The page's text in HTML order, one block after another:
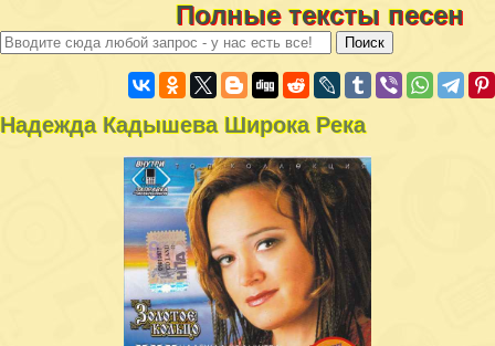
Полные тексты песен
Надежда Кадышева Широка Река